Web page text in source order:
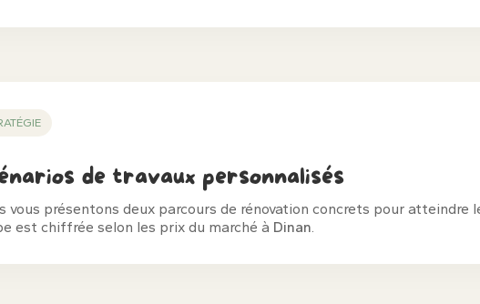
de travaux personnalisés
vous présentons deux parcours de rénovation concrets pour atteindre
est chiffrée selon les prix du marché à Dinan.